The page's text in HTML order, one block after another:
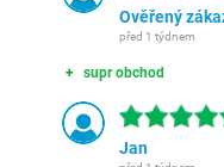
Ověřený
před 1 týdnem
supr obchod
Jan